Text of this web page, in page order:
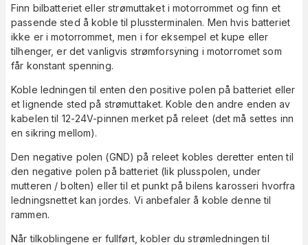
Finn bilbatteriet eller strømuttaket i motorrommet og finn et
passende sted å koble til plussterminalen. Men hvis batteriet
ikke er i motorrommet, men i for eksempel et kupe eller
tilhenger, er det vanligvis strømforsyning i motorromet som
får konstant spenning.
Koble ledningen til enten den positive polen på batteriet eller
et lignende sted på strømuttaket. Koble den andre enden av
kabelen til 12-24V-pinnen merket på releet (det må settes inn
en sikring mellom).
Den negative polen (GND) på releet kobles deretter enten til
den negative polen på batteriet (lik plusspolen, under
mutteren / bolten) eller til et punkt på bilens karosseri hvorfra
ledningsnettet kan jordes. Vi anbefaler å koble denne til
rammen.
Når tilkoblingene er fullført, kobler du strømledningen til